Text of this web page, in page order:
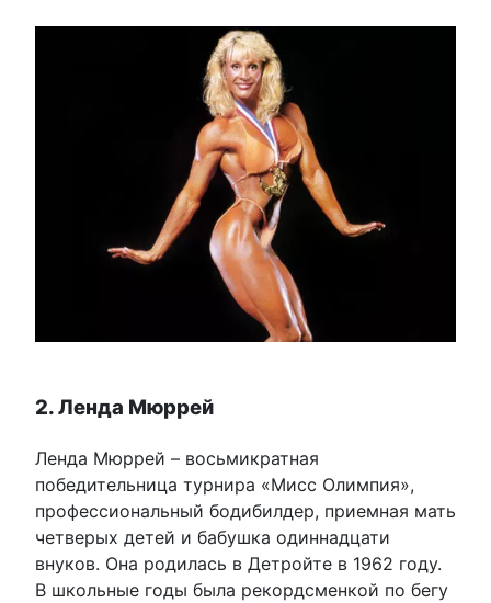
2. Ленда Мюррей
Ленда Мюррей – восьмикратная
победительница турнира «Мисс Олимпия»,
профессиональный бодибилдер, приемная мать
четверых детей и бабушка одиннадцати
внуков. Она родилась в Детройте в 1962 году.
В школьные годы была рекордсменкой по бегу